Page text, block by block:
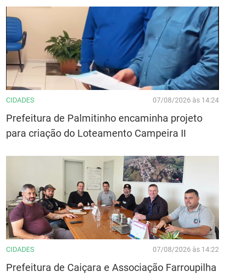
CIDADES 07/08/2026 às 14:24
Prefeitura de Palmitinho encaminha projeto
para criação do Loteamento Campeira II
CIDADES 07/08/2026 às 14:22
Prefeitura de Caiçara e Associação Farroupilha